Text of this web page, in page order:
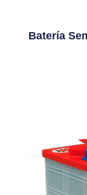
Batería